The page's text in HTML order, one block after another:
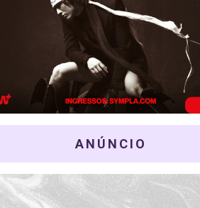
ANÚNCIO